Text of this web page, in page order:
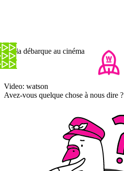
Zelda débarque au cinéma
Video: watson
Avez-vous quelque chose à nous dire ?